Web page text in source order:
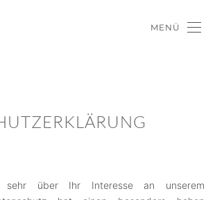
MENÜ
über Ihr Interesse an unserem